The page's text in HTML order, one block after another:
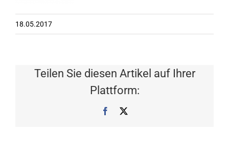
18.05.2017
Teilen Sie diesen Artikel auf Ihrer
Plattform:
Facebook